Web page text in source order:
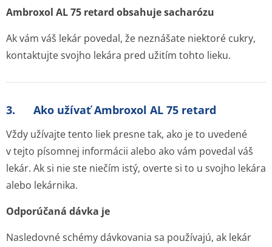
Ambroxol AL 75 retard obsahuje sacharózu
Ak vám váš lekár povedal, že neznášate niektoré cukry,
kontaktujte svojho lekára pred užitím tohto lieku.
3. Ako užívať Ambroxol AL 75 retard
Vždy užívajte tento liek presne tak, ako je to uvedené
v tejto písomnej informácii alebo ako vám povedal váš
lekár. Ak si nie ste niečím istý, overte si to u svojho lekára
alebo lekárnika.
Odporúčaná dávka je
Nasledovné schémy dávkovania sa používajú, ak lekár